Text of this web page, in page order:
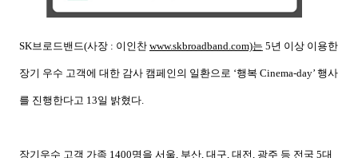
SK브로드밴드(사장 : 이인찬 www.skbroadband.com)는 5년 이상 이용한
장기 우수 고객에 대한 감사 캠페인의 일환으로 ‘행복 Cinema-day’ 행사
를 진행한다고 13일 밝혔다
장기우수 고객 가족 1400명을 서울 부산 대구 대전 광주 등 전국 5대